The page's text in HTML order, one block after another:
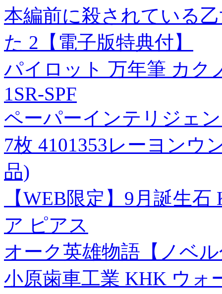
本編前に殺されている
た 2【電子版特典付】
パイロット 万年筆 カク
1SR-SPF
ペーパーインテリジェ
7枚 4101353レーヨンウ
品)
【WEB限定】9月誕生
ア ピアス
オーク英雄物語【ノベ
小原歯車工業 KHK ウォ